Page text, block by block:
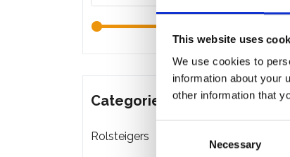
This website uses
We use cookies to
information about your
other information that
Necessary
Categorieën
Rolsteigers